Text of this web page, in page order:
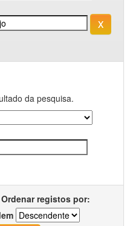
da pesquisa.
Ordenar registos por: